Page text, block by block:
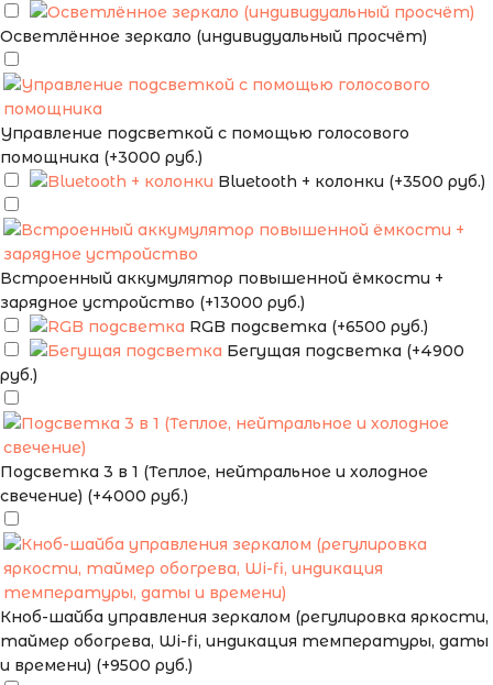
Осветлённое зеркало (индивидуальный просчёт)
Управление подсветкой с помощью голосового
помощника (+3000 руб.)
Bluetooth + колонки (+3500 руб.)
Встроенный аккумулятор повышенной ёмкости +
зарядное устройство (+13000 руб.)
RGB подсветка (+6500 руб.)
Бегущая подсветка (+4900
руб.)
Подсветка 3 в 1 (Теплое, нейтральное и холодное
свечение) (+4000 руб.)
Кноб-шайба управления зеркалом (регулировка яркости,
таймер обогрева, Wi-fi, индикация температуры, даты
и времени) (+9500 руб.)